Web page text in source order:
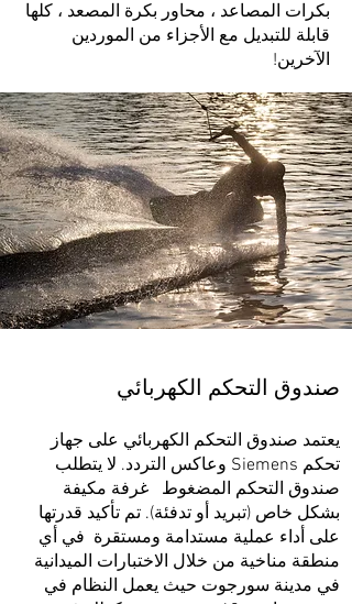
بكرات المصاعد ، محاور بكرة المصعد ، كلها
قابلة للتبديل مع الأجزاء من الموردين
الآخرين!
صندوق التحكم الكهربائي ​
يعتمد صندوق التحكم الكهربائي على جهاز
تحكم Siemens وعاكس التردد. لا يتطلب
صندوق التحكم المضغوط
غرفة مكيفة
بشكل خاص (تبريد أو تدفئة). تم تأكيد قدرتها
على أداء عملية مستدامة ومستقرة في أي
منطقة مناخية من خلال الاختبارات الميدانية
في مدينة سورجوت حيث يعمل النظام في